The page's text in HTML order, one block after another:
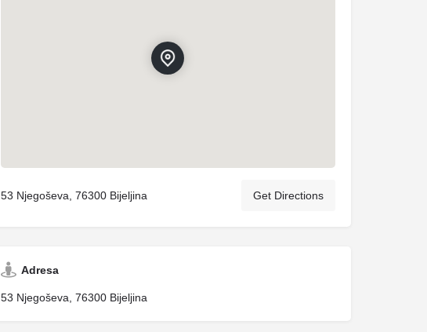
53 Njegoševa, 76300 Bijeljina Get Directions
Adresa
53 Njegoševa, 76300 Bijeljina